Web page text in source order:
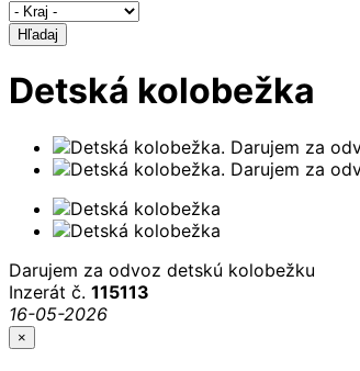
Hľadaj
Detská kolobežka
Darujem za odvoz detskú kolobežku
Inzerát č. 115113
16-05-2026
×